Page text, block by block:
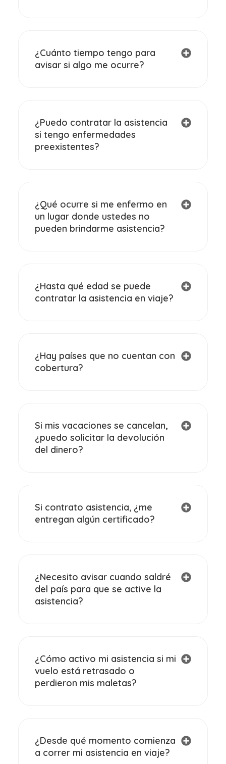
¿Cuánto tiempo tengo para
avisar si algo me ocurre?
¿Puedo contratar la asistencia
si tengo enfermedades
preexistentes?
¿Qué ocurre si me enfermo en
un lugar donde ustedes no
pueden brindarme asistencia?
¿Hasta qué edad se puede
contratar la asistencia en viaje?
¿Hay países que no cuentan con
cobertura?
Si mis vacaciones se cancelan,
¿puedo solicitar la devolución
del dinero?
Si contrato asistencia, ¿me
entregan algún certificado?
¿Necesito avisar cuando saldré
del país para que se active la
asistencia?
¿Cómo activo mi asistencia si mi
vuelo está retrasado o
perdieron mis maletas?
¿Desde qué momento comienza
a correr mi asistencia en viaje?